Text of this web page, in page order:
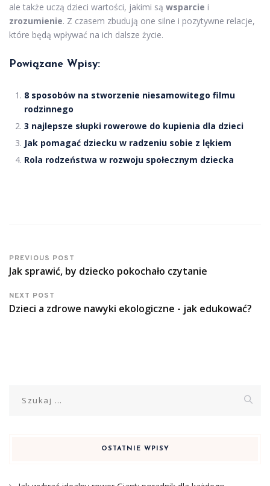
ale także uczą dzieci wartości, jakimi są wsparcie i
zrozumienie. Z czasem zbudują one silne i pozytywne relacje,
które będą wpływać na ich dalsze życie.
Powiązane Wpisy:
8 sposobów na stworzenie niesamowitego filmu
rodzinnego
3 najlepsze słupki rowerowe do kupienia dla dzieci
Jak pomagać dziecku w radzeniu sobie z lękiem
Rola rodzeństwa w rozwoju społecznym dziecka
PREVIOUS POST
Jak sprawić, by dziecko pokochało czytanie
NEXT POST
Dzieci a zdrowe nawyki ekologiczne - jak edukować?
OSTATNIE WPISY